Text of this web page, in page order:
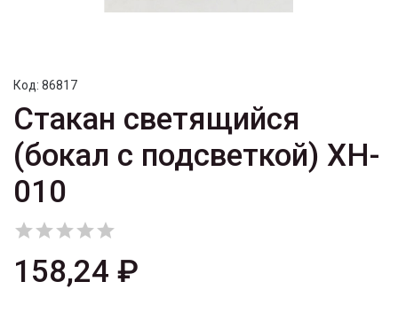
Код: 86817
Стакан светящийся
(бокал с подсветкой) XH-
010

158,24 ₽